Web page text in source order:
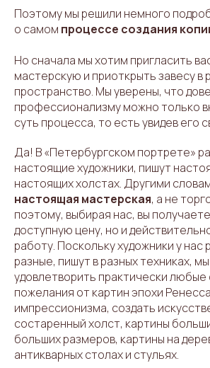
Поэтому мы решили немного
о самом процессе создания
Но сначала мы хотим пригласить
мастерскую и приоткрыть завесу в
пространство. Мы уверены, что
профессионализму можно только
суть процесса, то есть увидев его
Да! В «Петербургском портрете»
настоящие художники, пишут
настоящих холстах. Другими
настоящая мастерская, а не
поэтому, выбирая нас, вы
доступную цену, но и
работу. Поскольку художники у
разные, пишут в разных техниках,
удовлетворить практически
пожелания от картин эпохи
импрессионизма, создать
состаренный холст, картины
больших размеров, картины на
антикварных столах и стульях.